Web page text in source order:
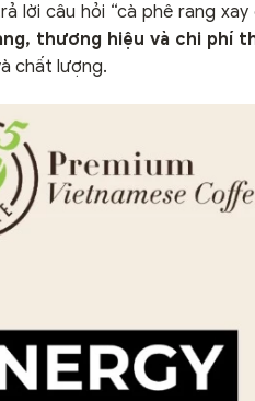
lời câu hỏi “cà phê rang
thương hiệu và chi phí
chất lượng.